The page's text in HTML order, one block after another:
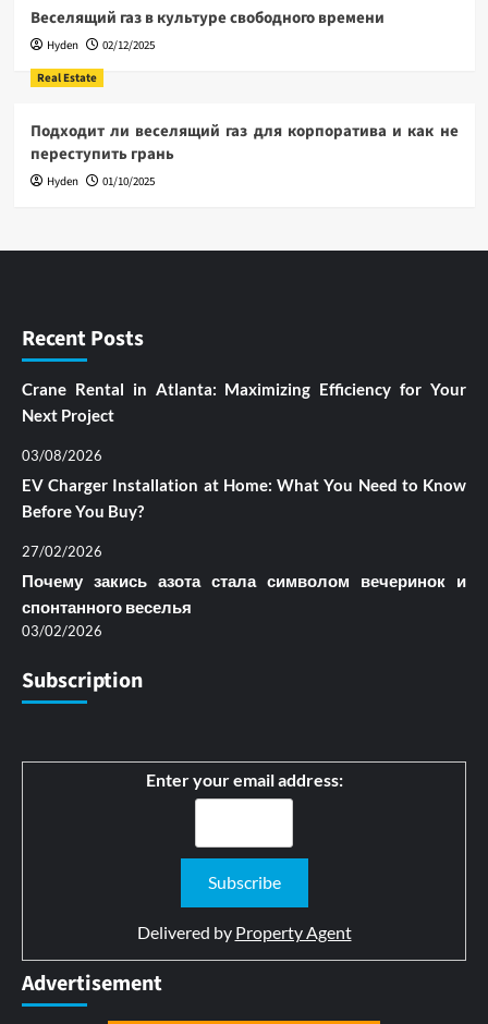
Веселящий газ в культуре свободного времени
Hyden
02/12/2025
Real Estate
Подходит ли веселящий газ для корпоратива и как не
переступить грань
Hyden 01/10/2025
Recent Posts
Crane Rental in Atlanta: Maximizing Efficiency for Your
Next Project
03/08/2026
EV Charger Installation at Home: What You Need to Know
Before You Buy?
27/02/2026
Почему закись азота стала символом вечеринок и
спонтанного веселья
03/02/2026
Subscription
Enter your email address:
Delivered by Property Agent
Advertisement